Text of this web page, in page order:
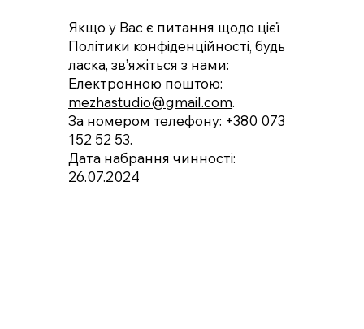
Якщо у Вас є питання щодо цієї
Політики конфіденційності, будь
ласка, зв’яжіться з нами:
Електронною поштою:
mezhastudio@gmail.com.
За номером телефону: +380 073
152 52 53.
Дата набрання чинності:
26.07.2024